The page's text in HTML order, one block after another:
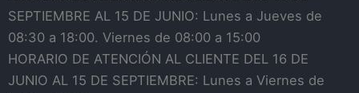
SEPTIEMBRE AL 15 DE JUNIO: Lunes a Jueves de
08:30 a 18:00. Viernes de 08:00 a 15:00
HORARIO DE ATENCIÓN AL CLIENTE DEL 16 DE
JUNIO AL 15 DE SEPTIEMBRE: Lunes a Viernes de